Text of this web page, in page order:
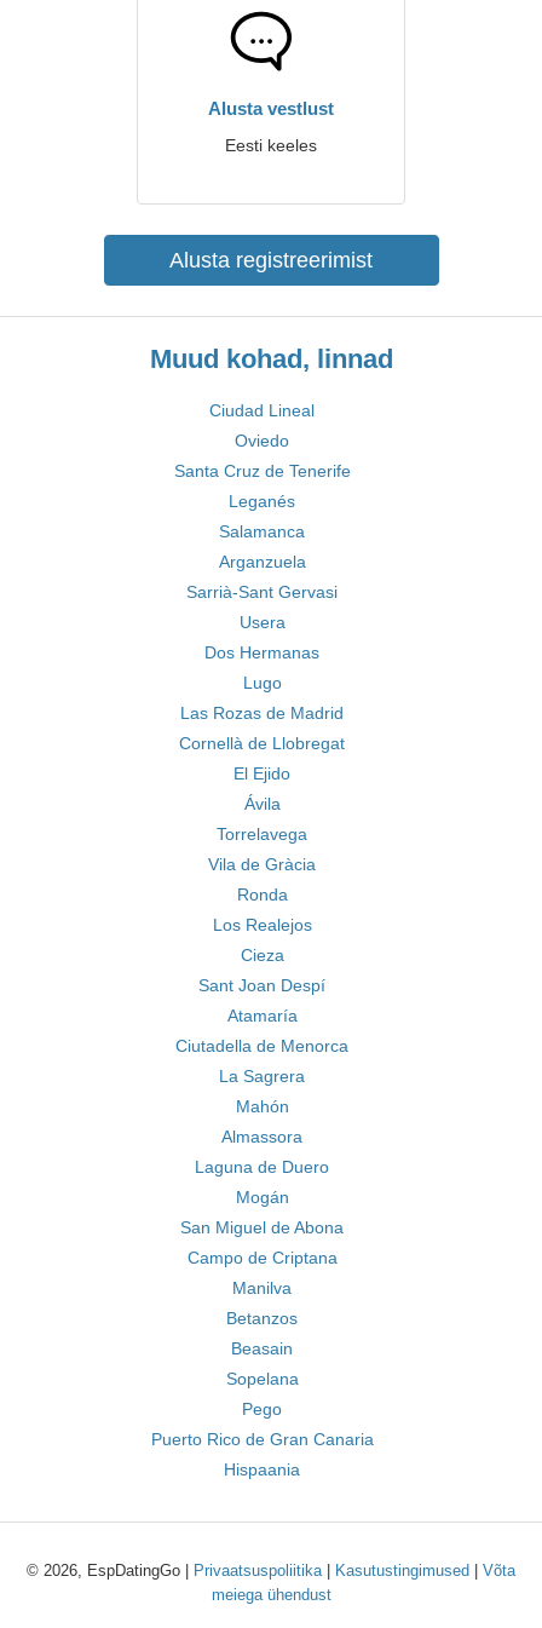
Alusta vestlust
Eesti keeles
Alusta registreerimist
Muud kohad, linnad
Ciudad Lineal
Oviedo
Santa Cruz de Tenerife
Leganés
Salamanca
Arganzuela
Sarrià-Sant Gervasi
Usera
Dos Hermanas
Lugo
Las Rozas de Madrid
Cornellà de Llobregat
El Ejido
Ávila
Torrelavega
Vila de Gràcia
Ronda
Los Realejos
Cieza
Sant Joan Despí
Atamaría
Ciutadella de Menorca
La Sagrera
Mahón
Almassora
Laguna de Duero
Mogán
San Miguel de Abona
Campo de Criptana
Manilva
Betanzos
Beasain
Sopelana
Pego
Puerto Rico de Gran Canaria
Hispaania
© 2026, EspDatingGo | Privaatsuspoliitika| Kasutustingimused
Võta
meiega ühendust